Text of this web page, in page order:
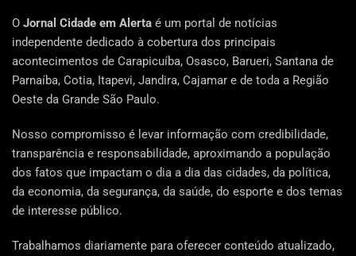
O Jornal Cidade em Alerta é um portal de notícias
independente dedicado à cobertura dos principais
acontecimentos de Carapicuíba, Osasco, Barueri, Santana de
Parnaíba, Cotia, Itapevi, Jandira, Cajamar e de toda a Região
Oeste da Grande São Paulo.
Nosso compromisso é levar informação com credibilidade,
transparência e responsabilidade, aproximando a população
dos fatos que impactam o dia a dia das cidades, da política,
da economia, da segurança, da saúde, do esporte e dos temas
de interesse público.
Trabalhamos diariamente para oferecer conteúdo atualizado,